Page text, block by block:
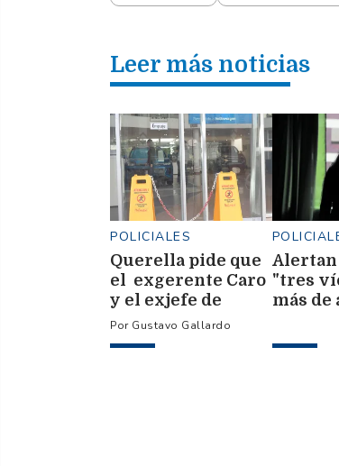
Leer más noticias
POLICIALES
Querella pide que
el exgerente Caro
y el exjefe de
Ventas Llado sean
inhibidos de
Gustavo Gallardo
Alertan
"tres
más de